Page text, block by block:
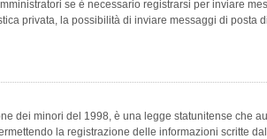
se è necessario registrarsi per inviare
privata, la possibilità di inviare messaggi di
dei minori del 1998, è una legge statunitense che
la registrazione delle informazioni scritte